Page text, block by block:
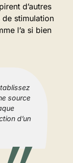
d’autres
stimulation
l’a si bien
source
d’un